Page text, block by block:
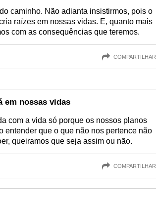
caminho. Não adianta insistirmos, pois o
raízes em nossas vidas. E, quanto mais
com as consequências que teremos.
COMPARTILHAR
em nossas vidas
com a vida só porque os nossos planos
entender que o que não nos pertence não
queiramos que seja assim ou não.
COMPARTILHAR